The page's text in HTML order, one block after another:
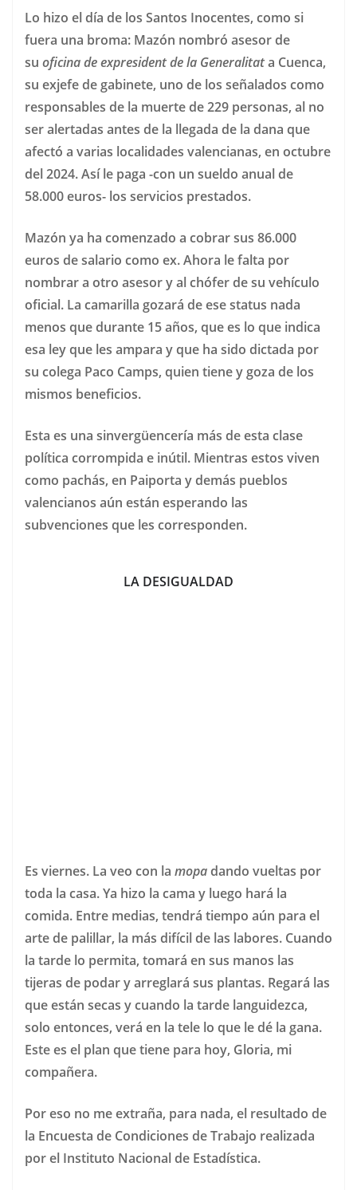
Lo hizo el día de los Santos Inocentes, como si
fuera una broma: Mazón nombró asesor de
su oficina de expresident de la Generalitata Cuenca,
su exjefe de gabinete, uno de los señalados como
responsables de la muerte de 229 personas, al no
ser alertadas antes de la llegada de la dana que
afectó a varias localidades valencianas, en octubre
del 2024. Así le paga -con un sueldo anual de
58.000 euros- los servicios prestados.
Mazón ya ha comenzado a cobrar sus 86.000
euros de salario como ex. Ahora le falta por
nombrar a otro asesor y al chófer de su vehículo
oficial. La camarilla gozará de ese status nada
menos que durante 15 años, que es lo que indica
esa ley que les ampara y que ha sido dictada por
su colega Paco Camps, quien tiene y goza de los
mismos beneficios.
Esta es una sinvergüencería más de esta clase
política corrompida e inútil. Mientras estos viven
como pachás, en Paiporta y demás pueblos
valencianos aún están esperando las
subvenciones que les corresponden.
LA DESIGUALDAD
Es viernes. La veo con la mopadando vueltas por
toda la casa. Ya hizo la cama y luego hará la
comida. Entre medias, tendrá tiempo aún para el
arte de palillar, la más difícil de las labores. Cuando
la tarde lo permita, tomará en sus manos las
tijeras de podar y arreglará sus plantas. Regará las
que están secas y cuando la tarde languidezca,
solo entonces, verá en la tele lo que le dé la gana.
Este es el plan que tiene para hoy, Gloria, mi
compañera.
Por eso no me extraña, para nada, el resultado de
la Encuesta de Condiciones de Trabajo realizada
por el Instituto Nacional de Estadística.